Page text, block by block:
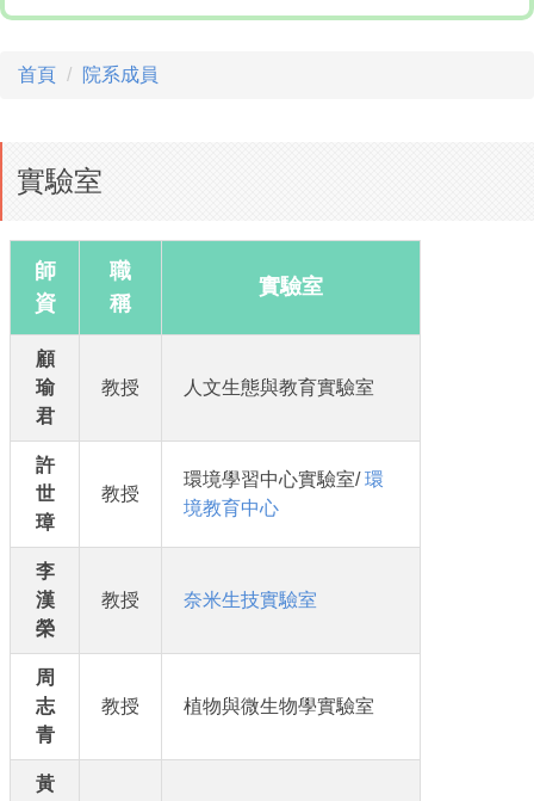
首頁 院系成員
實驗室
師
資
職
稱
實驗室
顧
瑜
君
教授 人文生態與教育實驗室
許
世
璋
教授
環境學習中心實驗室/環
境教育中心
李
漢
榮
教授 奈米生技實驗室
周
志
青
教授 植物與微生物學實驗室
黃